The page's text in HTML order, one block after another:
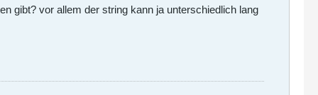
gibt? vor allem der string kann ja unterschiedlich lang